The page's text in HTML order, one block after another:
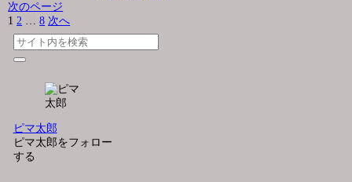
次のページ
1 2 … 8 次へ
ピマ太郎
ピマ太郎をフォロー
する